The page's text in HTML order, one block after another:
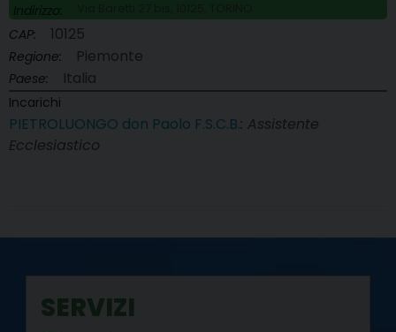
Indirizzo:
CAP: 10125
Regione: Piemonte
Paese: Italia
Incarichi
PIETROLUONGO don Paolo F.S.C.B. : Assistente
Ecclesiastico
SERVIZI